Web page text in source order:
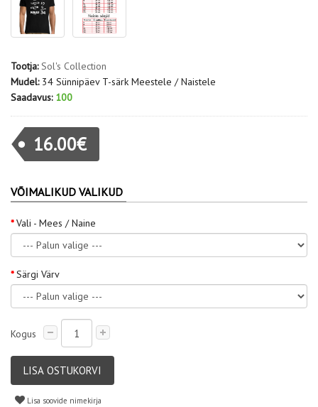
Tootja: Sol's Collection
Mudel: 34 Sünnipäev T-särk Meestele / Naistele
Saadavus: 100
16.00€
VÕIMALIKUD VALIKUD
Vali - Mees / Naine
Särgi Värv
Kogus
LISA OSTUKORVI
Lisa soovide nimekirja